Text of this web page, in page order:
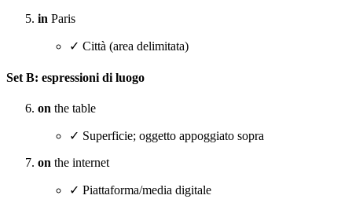
in Paris
✓ Città (area delimitata)
Set B: espressioni di luogo
on the table
✓ Superficie; oggetto appoggiato sopra
on the internet
✓ Piattaforma/media digitale